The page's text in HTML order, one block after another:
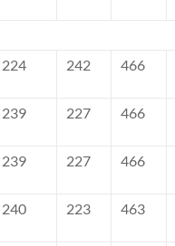
224 242 466
239 227 466
239 227 466
240 223 463